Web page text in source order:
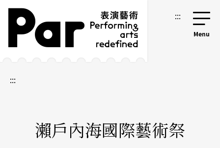
跳到主要內容區塊
網站導覽 :::
:::
瀨戶內海國際藝術祭